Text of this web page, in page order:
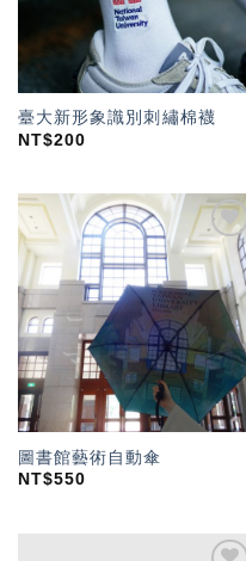
臺大新形象識別刺繡棉襪
NT$200
加入
「願
望輕
單」
圖書館藝術自動傘
NT$550